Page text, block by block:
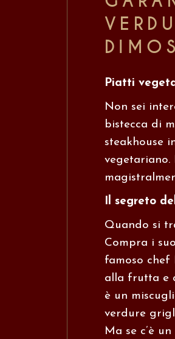
Piatti
Non sei
bistecca di
steakhouse
Il segreto
Quando si
Compra i
famoso
alla frutta e
è un
verdure
Ma se c’è